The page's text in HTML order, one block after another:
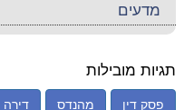
מדעים
תגיות מובילות
פסק דין מהנדס דירה